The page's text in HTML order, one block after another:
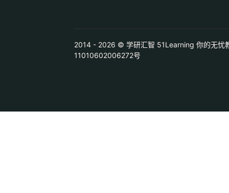
2014 - 2026 © 学研汇智 51Learning 你的无忧
11010602006272号